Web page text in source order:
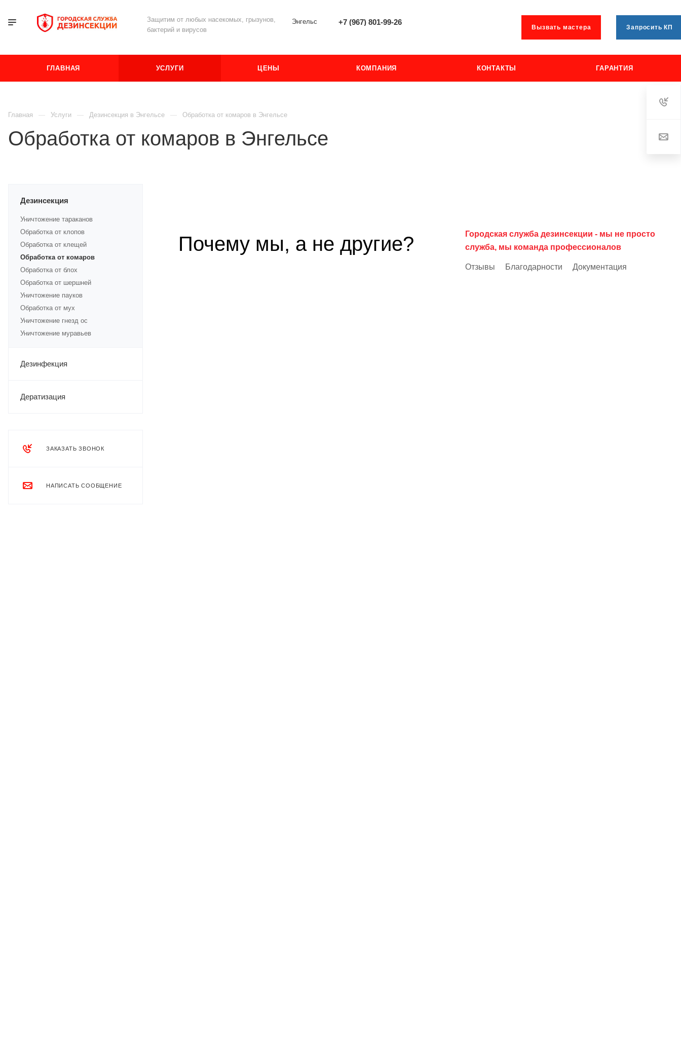
Защитим от любых насекомых, грызунов,
бактерий и вирусов
Энгельс +7 (967) 801-99-26
Вызвать мастера Запросить КП
ГЛАВНАЯ УСЛУГИ ЦЕНЫ КОМПАНИЯ КОНТАКТЫ ГАРАНТИЯ
Главная Услуги Дезинсекция в Энгельсе Обработка от комаров в Энгельсе
Обработка от комаров в Энгельсе
Дезинсекция
Уничтожение тараканов
Обработка от клопов
Обработка от клещей
Обработка от комаров
Обработка от блох
Обработка от шершней
Уничтожение пауков
Обработка от мух
Уничтожение гнезд ос
Уничтожение муравьев
Дезинфекция
Дератизация
ЗАКАЗАТЬ ЗВОНОК
НАПИСАТЬ СООБЩЕНИЕ
Почему мы, а не другие?
Городская служба дезинсекции - мы не просто
служба, мы команда профессионалов
Отзывы Благодарности Документация